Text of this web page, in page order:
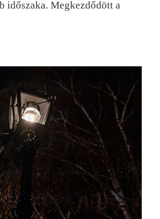
időszaka. Megkezdődött a